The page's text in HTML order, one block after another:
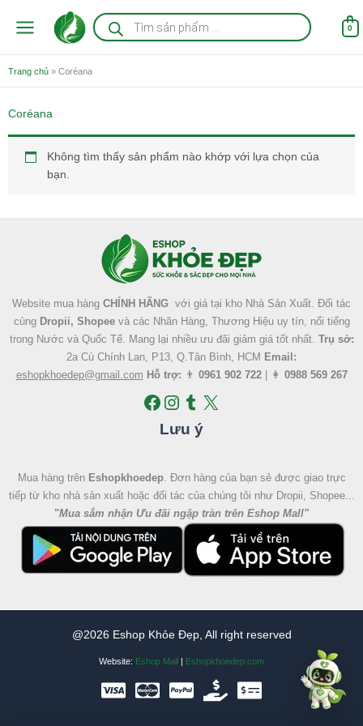
Tìm
kiếm
sản
0
Trang chủ » Coréana
Coréana
Không tìm thấy sản phẩm nào khớp với lựa chọn của
bạn.
Website mua hàng CHÍNH HÃNG với giá tại kho Nhà Sản Xuất. Đối tác
cùng Dropii, Shopeevà các Nhãn Hàng, Thương Hiệu uy tín, nổi tiếng
trong Nước và Quốc Tế. Mang lại nhiều ưu đãi giảm giá tốt nhất. Trụ sở:
2a Cù Chính Lan, P13, Q.Tân Bình, HCM Email:
eshopkhoedep@gmail.com Hỗ trợ: 👨 0961 902 722| 👩 0988 569 267
Lưu ý
Mua hàng trên Eshopkhoedep. Đơn hàng của bạn sẻ được giao trực
tiếp từ kho nhà sản xuất hoặc đối tác của chúng tôi như Dropii, Shopee...
"Mua sắm nhận Ưu đãi ngập tràn trên Eshop Mall"
@2026 Eshop Khỏe Đẹp, All right reserved
Website: Eshop Mall | Eshopkhoedep.com